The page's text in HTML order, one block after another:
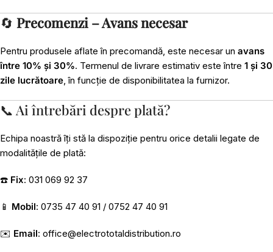
🔄 Precomenzi – Avans necesar
Pentru produsele aflate în precomandă, este necesar un avans
între 10% și 30%. Termenul de livrare estimativ este între 1 și 30
zile lucrătoare, în funcție de disponibilitatea la furnizor.
📞 Ai întrebări despre plată?
Echipa noastră îți stă la dispoziție pentru orice detalii legate de
modalitățile de plată:
☎️ Fix: 031 069 92 37
📱 Mobil: 0735 47 40 91 / 0752 47 40 91
✉️ Email: office@electrototaldistribution.ro